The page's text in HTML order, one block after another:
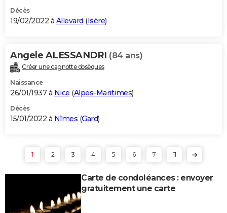
Décès
19/02/2022 à Allevard (Isère)
Angele ALESSANDRI (84 ans)
Créer une cagnotte obsèques
Naissance
26/01/1937 à Nice (Alpes-Maritimes)
Décès
15/01/2022 à Nîmes (Gard)
1 2 3 4 5 6 7 11
Carte de condoléances : envoyer
gratuitement une carte